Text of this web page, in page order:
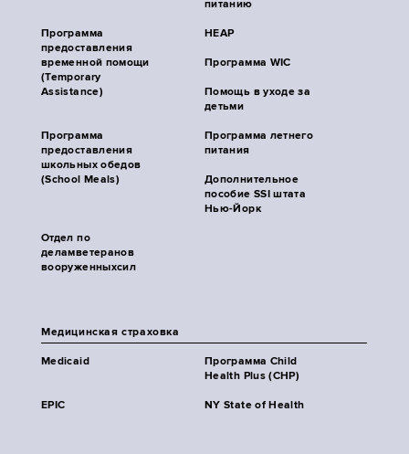
питанию
Программа
предоставления
временной помощи
(Temporary
Assistance)
HEAP
Программа WIC
Помощь в уходе за
детьми
Программа
предоставления
школьных обедов
(School Meals)
Программа летнего
питания
Дополнительное
пособие SSI штата
Нью-Йорк
Отдел по
деламветеранов
вооруженныхсил
Медицинская страховка
Medicaid
Программа Child
Health Plus (CHP)
EPIC NY State of Health